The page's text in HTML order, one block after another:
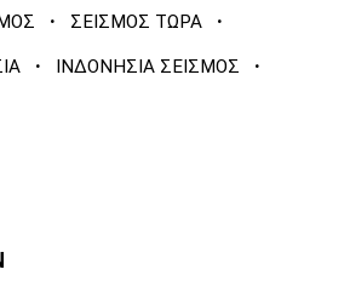
· ΣΕΙΣΜΟΣ ΤΩΡΑ ·
· ΙΝΔΟΝΗΣΙΑ ΣΕΙΣΜΟΣ ·